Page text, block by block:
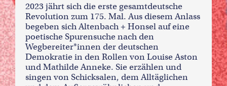
2023 jährt sich die erste gesamtdeutsche
Revolution zum 175. Mal. Aus diesem Anlass
begeben sich Altenbach + Honsel auf eine
poetische Spurensuche nach den
Wegbereiter*innen der deutschen
Demokratie in den Rollen von Louise Aston
und Mathilde Anneke. Sie erzählen und
singen von Schicksalen, dem Alltäglichen